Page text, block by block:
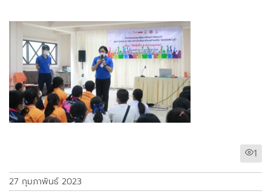
1
27 กุมภาพันธ์ 2023